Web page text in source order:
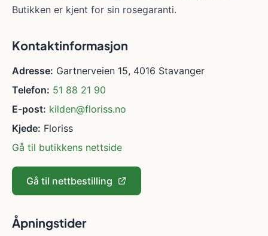
Butikken er kjent for sin rosegaranti.
Kontaktinformasjon
Adresse: Gartnerveien 15, 4016 Stavanger
Telefon: 51 88 21 90
E-post: kilden@floriss.no
Kjede: Floriss
Gå til butikkens nettside
Gå til nettbestilling
Åpningstider